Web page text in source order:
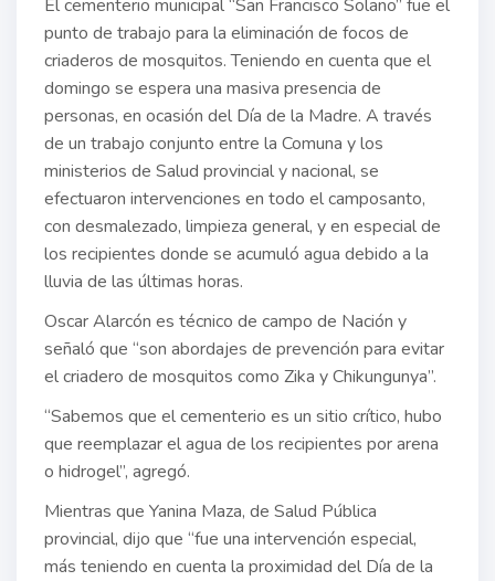
El cementerio municipal “San Francisco Solano” fue el
punto de trabajo para la eliminación de focos de
criaderos de mosquitos. Teniendo en cuenta que el
domingo se espera una masiva presencia de
personas, en ocasión del Día de la Madre. A través
de un trabajo conjunto entre la Comuna y los
ministerios de Salud provincial y nacional, se
efectuaron intervenciones en todo el camposanto,
con desmalezado, limpieza general, y en especial de
los recipientes donde se acumuló agua debido a la
lluvia de las últimas horas.
Oscar Alarcón es técnico de campo de Nación y
señaló que “son abordajes de prevención para evitar
el criadero de mosquitos como Zika y Chikungunya”.
“Sabemos que el cementerio es un sitio crítico, hubo
que reemplazar el agua de los recipientes por arena
o hidrogel”, agregó.
Mientras que Yanina Maza, de Salud Pública
provincial, dijo que “fue una intervención especial,
más teniendo en cuenta la proximidad del Día de la